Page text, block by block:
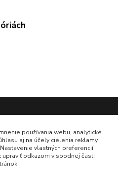
používania webu, analytické
aj na účely cielenia reklamy
vlastných preferencií
odkazom v spodnej časti